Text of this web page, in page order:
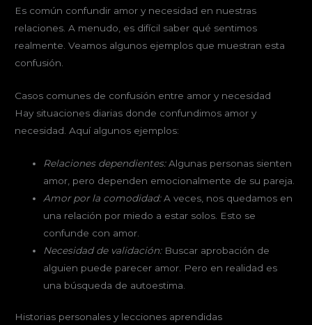
Es común confundir amor y necesidad en nuestras
relaciones. A menudo, es difícil saber qué sentimos
realmente. Veamos algunos ejemplos que muestran esta
confusión.
Casos comunes de confusión entre amor y necesidad
Hay situaciones diarias donde confundimos amor y
necesidad. Aquí algunos ejemplos:
Relaciones dependientes:Algunas personas sienten
amor, pero dependen emocionalmente de su pareja.
Amor por la comodidad:A veces, nos quedamos en
una relación por miedo a estar solos. Esto se
confunde con amor.
Necesidad de validación:Buscar aprobación de
alguien puede parecer amor. Pero en realidad es
una búsqueda de autoestima.
Historias personales y lecciones aprendidas